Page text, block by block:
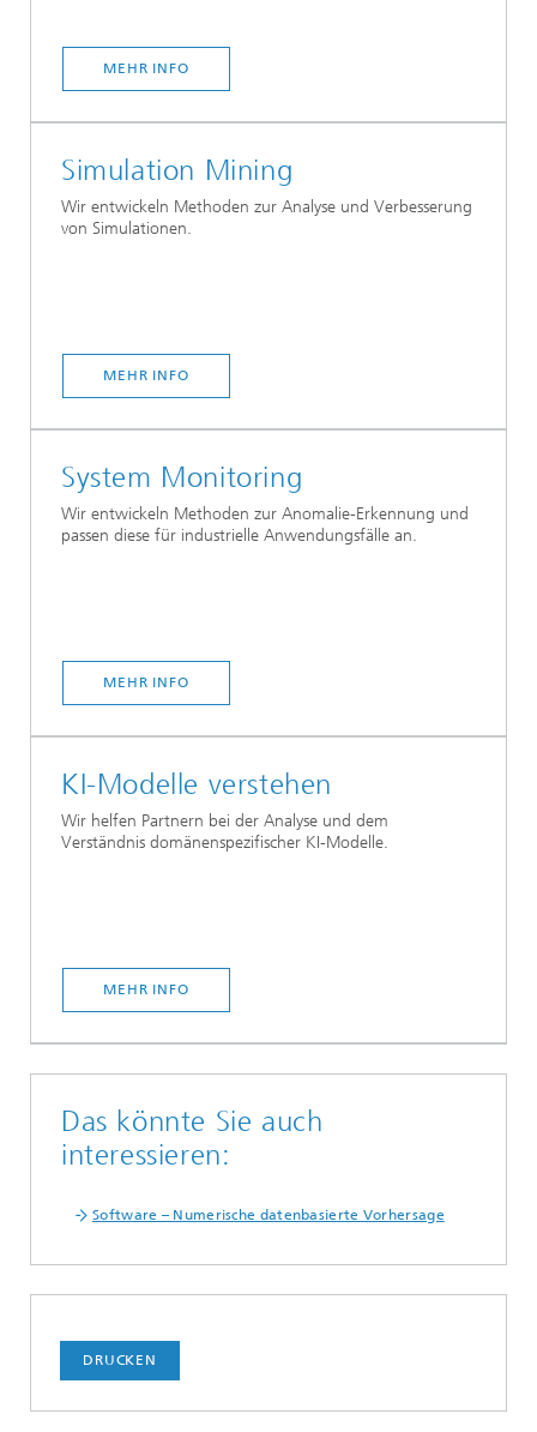
MEHR INFO
Simulation Mining
Wir entwickeln Methoden zur Analyse und Verbesserung
von Simulationen.
MEHR INFO
System Monitoring
Wir entwickeln Methoden zur Anomalie-Erkennung und
passen diese für industrielle Anwendungsfälle an.
MEHR INFO
KI-Modelle verstehen
Wir helfen Partnern bei der Analyse und dem
Verständnis domänenspezifischer KI-Modelle.
MEHR INFO
Das könnte Sie auch
interessieren:
Software – Numerische datenbasierte Vorhersage
DRUCKEN